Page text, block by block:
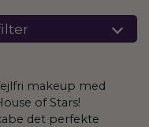
makeup med
of Stars!
det perfekte